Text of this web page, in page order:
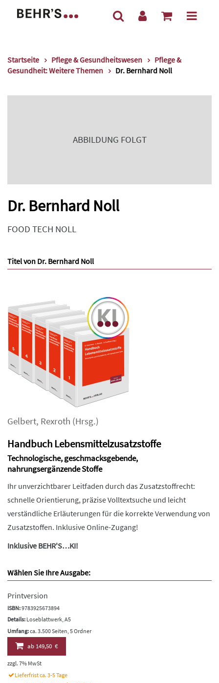
Startseite Pflege & Gesundheitswesen
Pflege &
Gesundheit: Weitere Themen
Dr. Bernhard Noll
ABBILDUNG FOLGT
Dr. Bernhard Noll
FOOD TECH NOLL
Titel von Dr. Bernhard Noll
Gelbert, Rexroth (Hrsg.)
Handbuch Lebensmittelzusatzstoffe
Technologische, geschmacksgebende,
nahrungsergänzende Stoffe
Ihr unverzichtbarer Leitfaden durch das Zusatzstoffrecht:
schnelle Orientierung, präzise Volltextsuche und leicht
verständliche Erläuterungen für die korrekte Verwendung von
Zusatzstoffen. Inklusive Online-Zugang!
Inklusive BEHR'S…KI!
Wählen Sie Ihre Ausgabe:
Printversion
ISBN:9783925673894
Details: Loseblattwerk, A5
Umfang:ca. 3.500 Seiten, 5 Ordner
ab149,50 €
zzgl. 7% MwSt
Lieferfrist ca. 3-5 Tage